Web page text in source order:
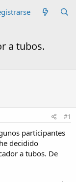
a tubos.
#1
participantes
decidido
a tubos. De